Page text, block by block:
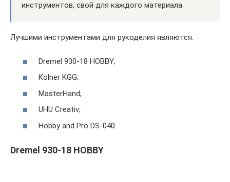
инструментов, свой для каждого материала.
Лучшими инструментами для рукоделия являются:
Dremel 930-18 HOBBY;
Kolner KGG;
MasterHand;
UHU Creativ;
Hobby and Pro DS-040.
Dremel 930-18 HOBBY